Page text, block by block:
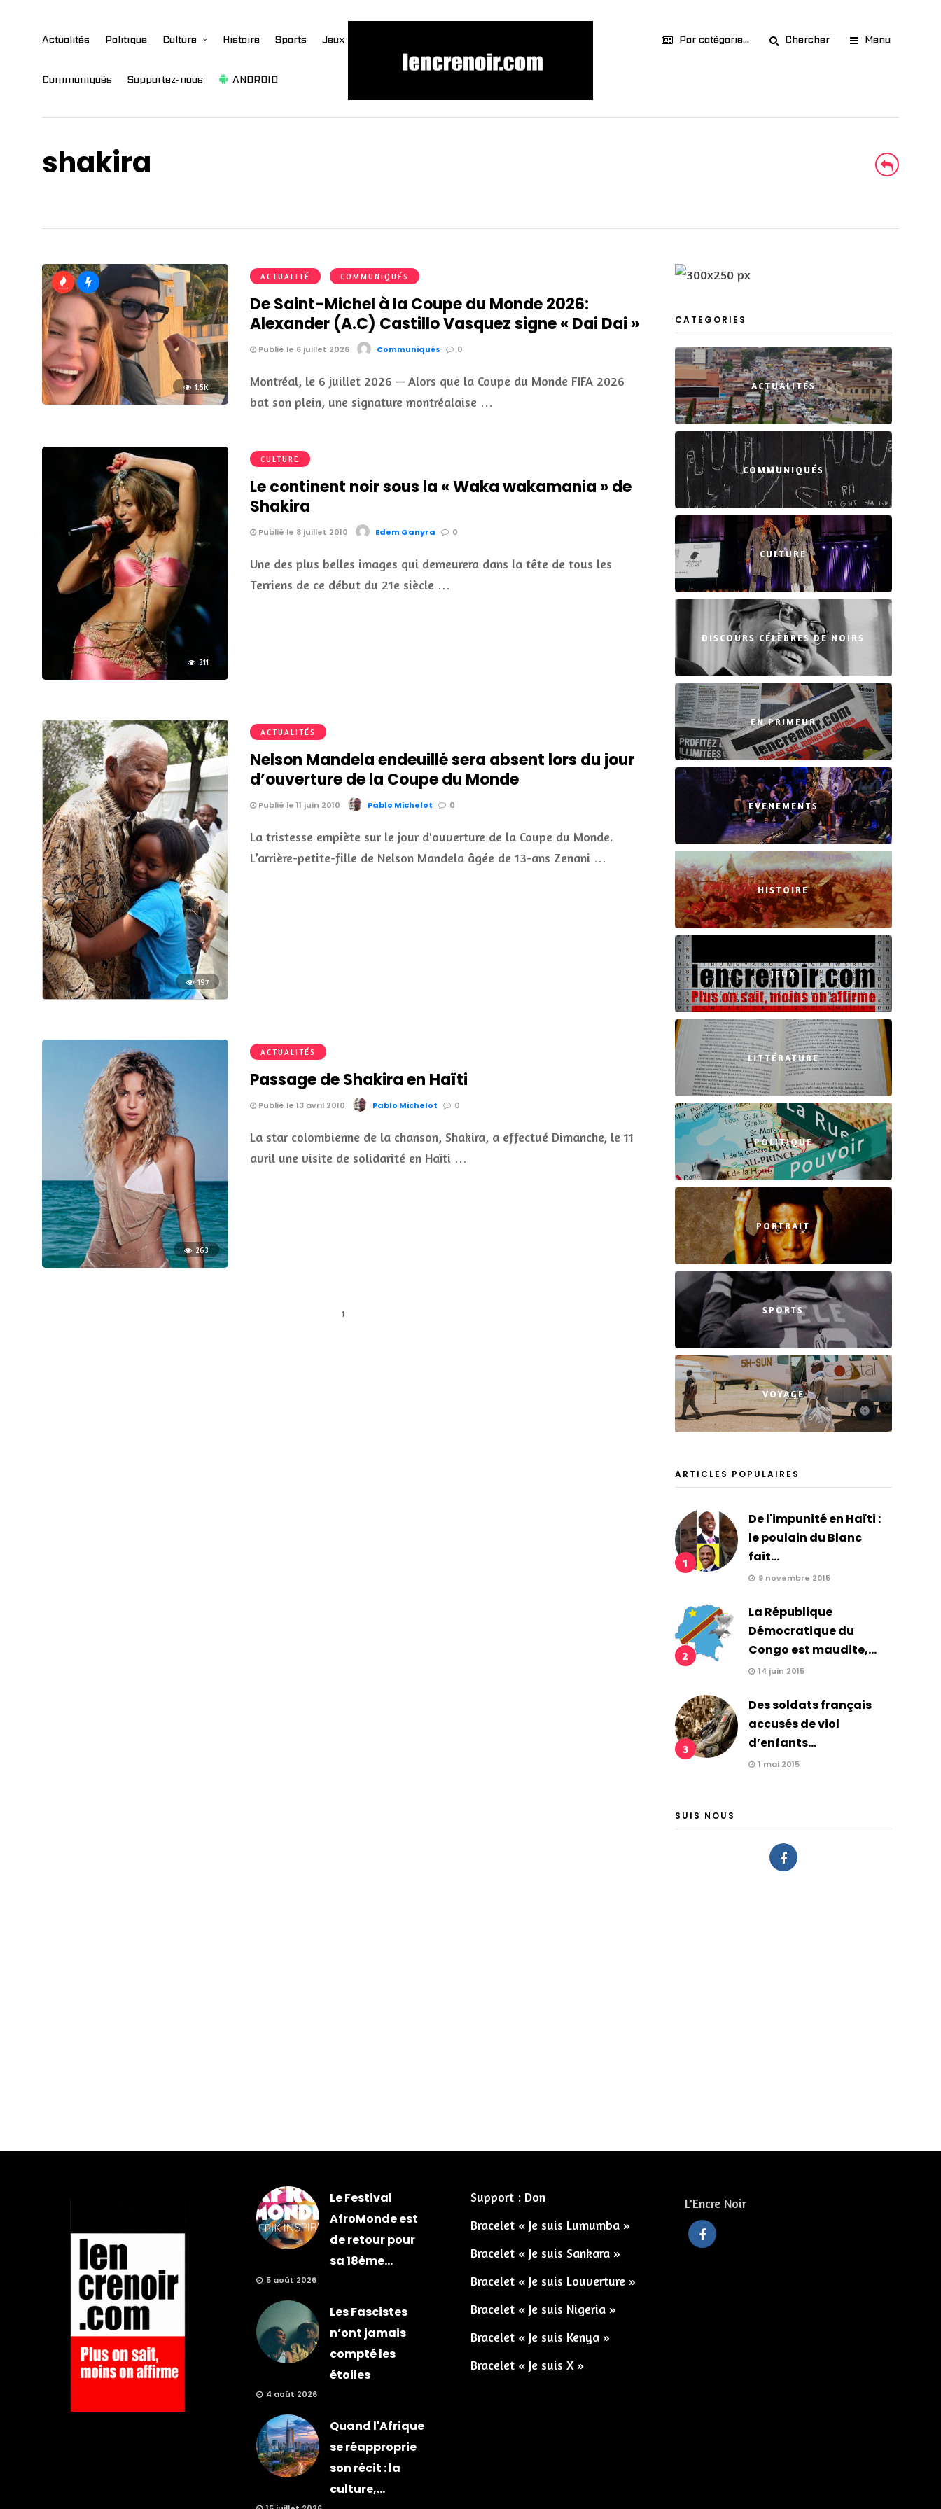
Actualités Politique Culture Histoire Sports Jeux
Communiqués Supportez-nous ANDROID
Par catégorie... Chercher Menu
shakira
1.5K
ACTUALITÉ COMMUNIQUÉS
De Saint-Michel à la Coupe du Monde 2026:
Alexander (A.C) Castillo Vasquez signe « Dai Dai »
Publié le 6 juillet 2026 Communiqués 0
Montréal, le 6 juillet 2026 — Alors que la Coupe du Monde FIFA 2026
bat son plein, une signature montréalaise …
311
CULTURE
Le continent noir sous la « Waka wakamania » de
Shakira
Publié le 8 juillet 2010 Edem Ganyra 0
Une des plus belles images qui demeurera dans la tête de tous les
Terriens de ce début du 21e siècle …
197
ACTUALITÉS
Nelson Mandela endeuillé sera absent lors du jour
d’ouverture de la Coupe du Monde
Publié le 11 juin 2010 Pablo Michelot 0
La tristesse empiète sur le jour d'ouverture de la Coupe du Monde.
L’arrière-petite-fille de Nelson Mandela âgée de 13-ans Zenani …
263
ACTUALITÉS
Passage de Shakira en Haïti
Publié le 13 avril 2010 Pablo Michelot 0
La star colombienne de la chanson, Shakira, a effectué Dimanche, le 11
avril une visite de solidarité en Haïti …
1
CATEGORIES
ACTUALITÉS
COMMUNIQUÉS
CULTURE
DISCOURS CÉLÈBRES DE NOIRS
EN PRIMEUR
EVENEMENTS
HISTOIRE
JEUX
LITTÉRATURE
POLITIQUE
PORTRAIT
SPORTS
VOYAGE
ARTICLES POPULAIRES
1
De l'impunité en Haïti :
le poulain du Blanc
fait...
9 novembre 2015
2
La République
Démocratique du
Congo est maudite,...
14 juin 2015
3
Des soldats français
accusés de viol
d’enfants...
1 mai 2015
SUIS NOUS
Le Festival
AfroMonde est
de retour pour
sa 18ème...
5 août 2026
Les Fascistes
n’ont jamais
compté les
étoiles
4 août 2026
Quand l'Afrique
se réapproprie
son récit : la
culture,...
Support : Don
Bracelet « Je suis Lumumba »
Bracelet « Je suis Sankara »
Bracelet « Je suis Louverture »
Bracelet « Je suis Nigeria »
Bracelet « Je suis Kenya »
Bracelet « Je suis X »
L'Encre Noir